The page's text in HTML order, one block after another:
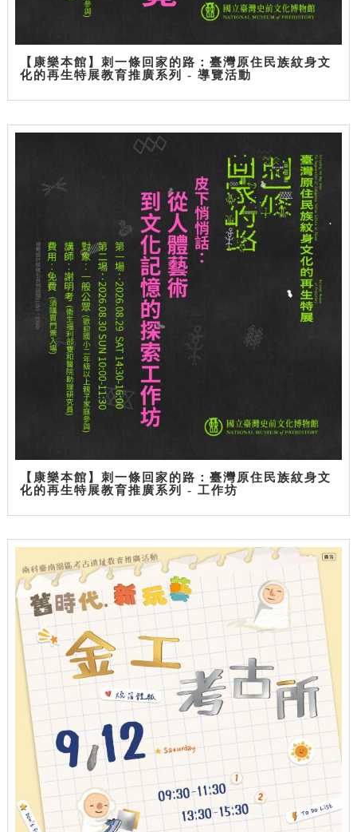
【康樂本館】刺一條回家的路：臺灣原住民族紋身文
化的再生特展教育推廣系列 - 導覽活動
【康樂本館】刺一條回家的路：臺灣原住民族紋身文
化的再生特展教育推廣系列 - 工作坊